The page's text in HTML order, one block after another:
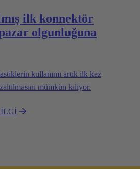
ilk konnektör
olgunluğuna
kullanımı artık ilk kez
mümkün kılıyor.